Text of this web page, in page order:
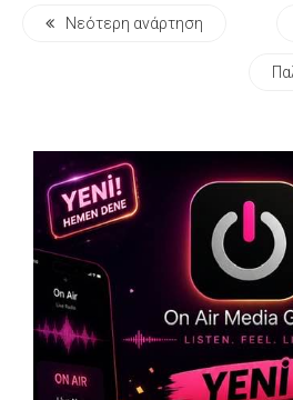
Νεότερη ανάρτηση